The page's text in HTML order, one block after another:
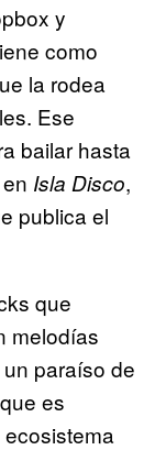
y
como
la rodea
Ese
bailar hasta
Isla Disco,
publica el
que
melodías
paraíso de
es